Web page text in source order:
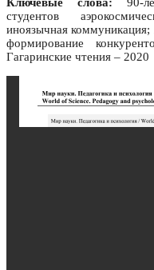
Ключевые слова: 90-
студентов
иноязычная
формирование
Гагаринские чтения – 2020